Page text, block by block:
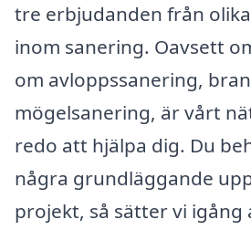
tre erbjudanden från
inom sanering. Oavsett
om avloppssanering,
mögelsanering, är vårt
redo att hjälpa dig. Du
några grundläggande
projekt, så sätter vi igång